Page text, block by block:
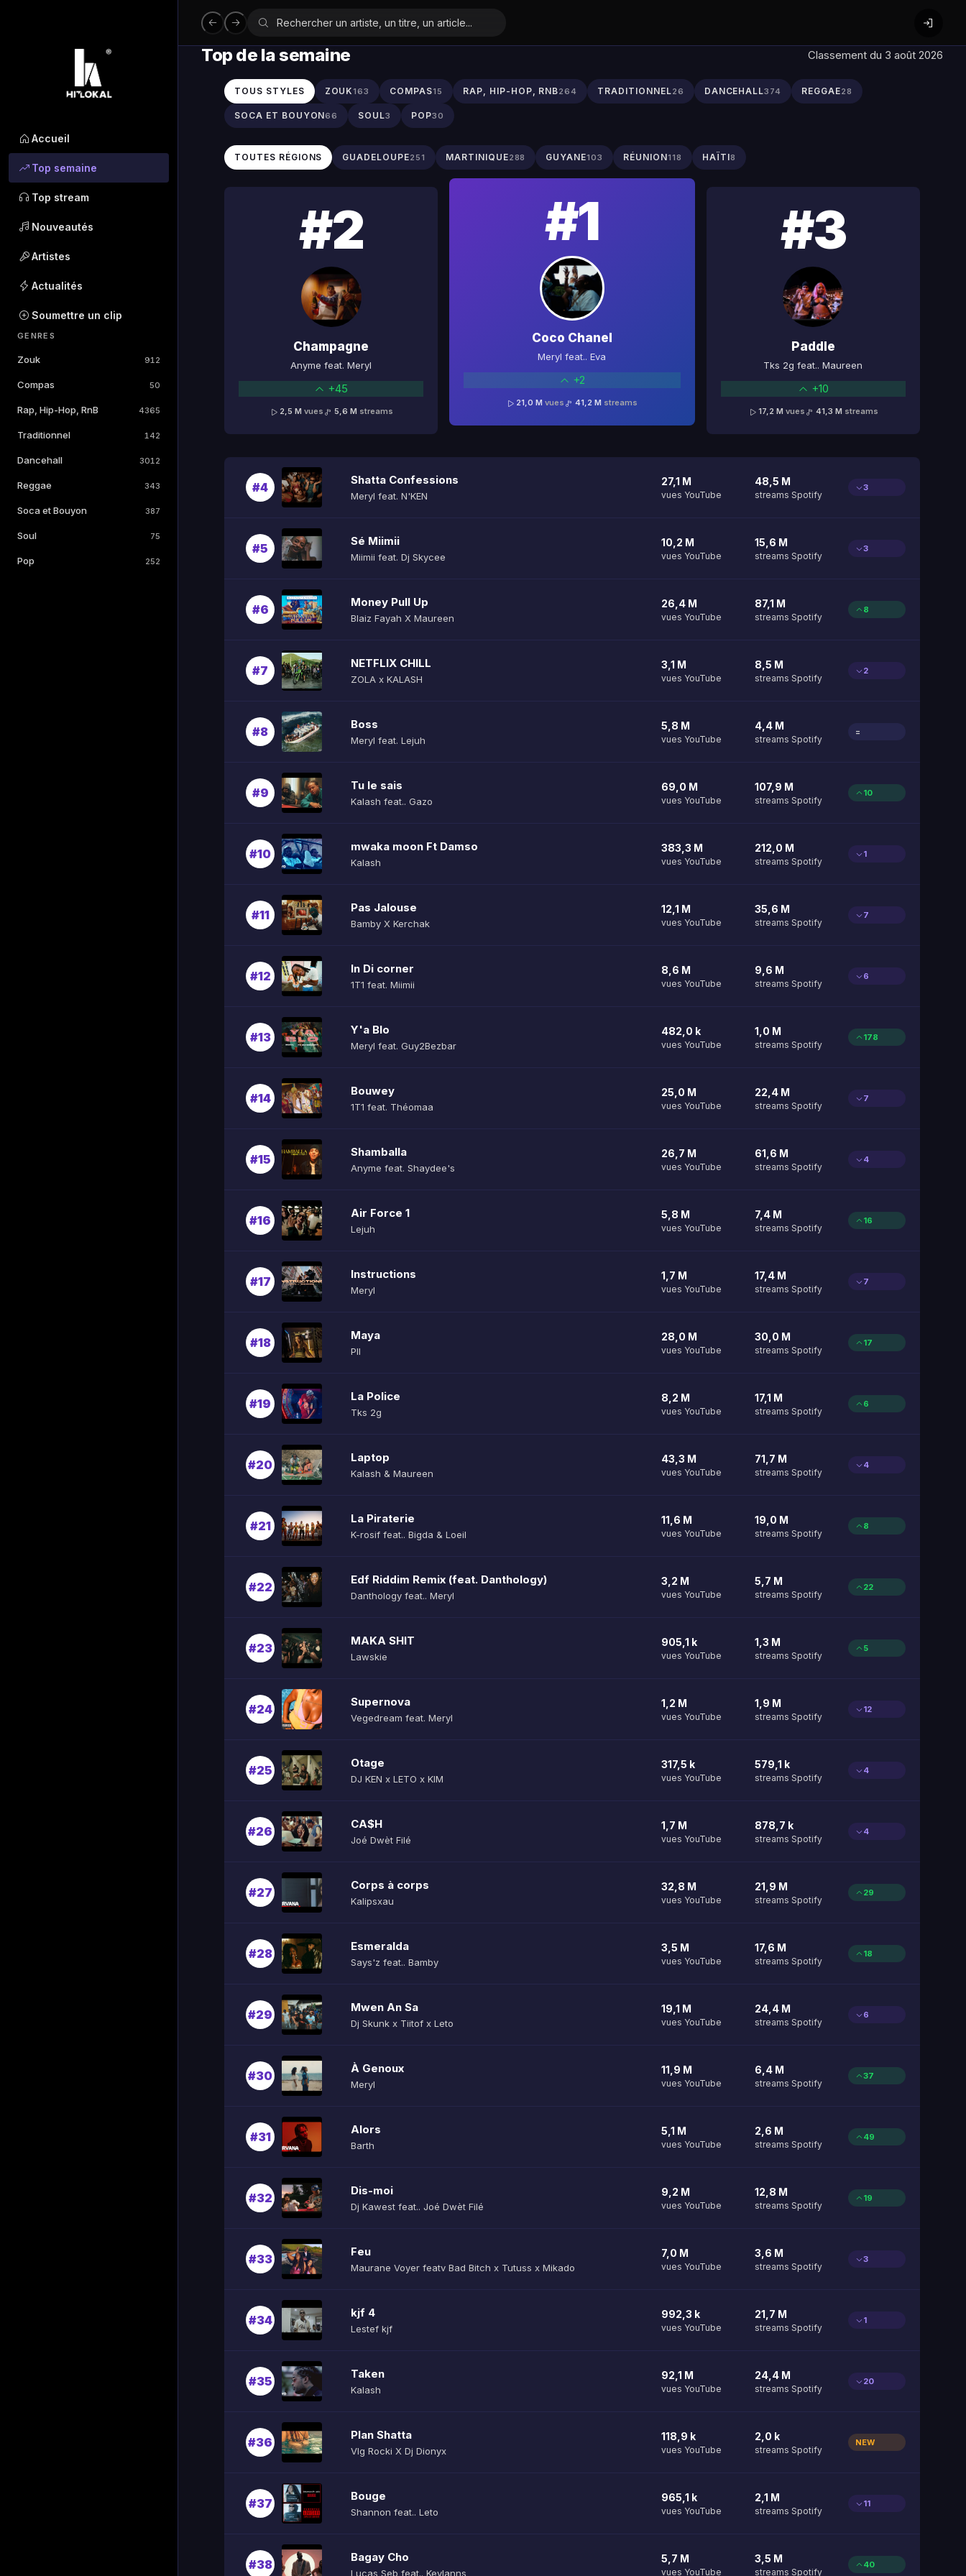
Accueil
Top semaine
Top stream
Nouveautés
Artistes
Actualités
Soumettre un clip
GENRES
Zouk 912
Compas 50
Rap, Hip-Hop, RnB 4365
Traditionnel 142
Dancehall 3012
Reggae 343
Soca et Bouyon 387
Soul 75
Pop 252
Top de la semaine Classement du 3 août 2026
TOUS STYLES ZOUK163 COMPAS15 RAP, HIP-HOP, RNB264 TRADITIONNEL26 DANCEHALL374 REGGAE28
SOCA ET BOUYON66 SOUL3 POP30
TOUTES RÉGIONS GUADELOUPE251 MARTINIQUE288 GUYANE103 RÉUNION118 HAÏTI8
#2
Champagne
Anyme feat. Meryl
+45
2,5 M vues 5,6 M streams
#1
Coco Chanel
Meryl feat.. Eva
+2
21,0 Mvues 41,2 M streams
#3
Paddle
Tks 2g feat.. Maureen
+10
17,2 M vues 41,3 M streams
#4
Shatta Confessions
Meryl feat. N'KEN
27,1 M
vues YouTube
48,5 M
streams Spotify
3
#5
Sé Miimii
Miimii feat. Dj Skycee
10,2 M
vues YouTube
15,6 M
streams Spotify
3
#6
Money Pull Up
Blaiz Fayah X Maureen
26,4 M
vues YouTube
87,1 M
streams Spotify
8
#7
NETFLIX CHILL
ZOLA x KALASH
3,1 M
vues YouTube
8,5 M
streams Spotify
2
#8
Boss
Meryl feat. Lejuh
5,8 M
vues YouTube
4,4 M
streams Spotify
=
#9
Tu le sais
Kalash feat.. Gazo
69,0 M
vues YouTube
107,9 M
streams Spotify
10
#10
mwaka moon Ft Damso
Kalash
383,3 M
vues YouTube
212,0 M
streams Spotify
1
#11
Pas Jalouse
Bamby X Kerchak
12,1 M
vues YouTube
35,6 M
streams Spotify
7
#12
In Di corner
1T1 feat. Miimii
8,6 M
vues YouTube
9,6 M
streams Spotify
6
#13
Y'a Blo
Meryl feat. Guy2Bezbar
482,0 k
vues YouTube
1,0 M
streams Spotify
178
#14
Bouwey
1T1 feat. Théomaa
25,0 M
vues YouTube
22,4 M
streams Spotify
7
#15
Shamballa
Anyme feat. Shaydee's
26,7 M
vues YouTube
61,6 M
streams Spotify
4
#16
Air Force 1
Lejuh
5,8 M
vues YouTube
7,4 M
streams Spotify
16
#17
Instructions
Meryl
1,7 M
vues YouTube
17,4 M
streams Spotify
7
#18
Maya
Pll
28,0 M
vues YouTube
30,0 M
streams Spotify
17
#19
La Police
Tks 2g
8,2 M
vues YouTube
17,1 M
streams Spotify
6
#20
Laptop
Kalash & Maureen
43,3 M
vues YouTube
71,7 M
streams Spotify
4
#21
La Piraterie
K-rosif feat.. Bigda & Loeil
11,6 M
vues YouTube
19,0 M
streams Spotify
8
#22
Edf Riddim Remix (feat. Danthology)
Danthology feat.. Meryl
3,2 M
vues YouTube
5,7 M
streams Spotify
22
#23
MAKA SHIT
Lawskie
905,1 k
vues YouTube
1,3 M
streams Spotify
5
#24
Supernova
Vegedream feat. Meryl
1,2 M
vues YouTube
1,9 M
streams Spotify
12
#25
Otage
DJ KEN x LETO x KIM
317,5 k
vues YouTube
579,1 k
streams Spotify
4
#26
CA$H
Joé Dwèt Filé
1,7 M
vues YouTube
878,7 k
streams Spotify
4
#27
Corps à corps
Kalipsxau
32,8 M
vues YouTube
21,9 M
streams Spotify
29
#28
Esmeralda
Says'z feat.. Bamby
3,5 M
vues YouTube
17,6 M
streams Spotify
18
#29
Mwen An Sa
Dj Skunk x Tiitof x Leto
19,1 M
vues YouTube
24,4 M
streams Spotify
6
#30
À Genoux
Meryl
11,9 M
vues YouTube
6,4 M
streams Spotify
37
#31
Alors
Barth
5,1 M
vues YouTube
2,6 M
streams Spotify
49
#32
Dis-moi
Dj Kawest feat.. Joé Dwèt Filé
9,2 M
vues YouTube
12,8 M
streams Spotify
19
#33
Feu
Maurane Voyer featv Bad Bitch x Tutuss x Mikado
7,0 M
vues YouTube
3,6 M
streams Spotify
3
#34
kjf 4
Lestef kjf
992,3 k
vues YouTube
21,7 M
streams Spotify
1
#35
Taken
Kalash
92,1 M
vues YouTube
24,4 M
streams Spotify
20
#36
Plan Shatta
Vlg Rocki X Dj Dionyx
118,9 k
vues YouTube
2,0 k
streams Spotify
NEW
#37
Bouge
Shannon feat.. Leto
965,1 k
vues YouTube
2,1 M
streams Spotify
11
#38
Bagay Cho
Lucas Seb feat.. Keylanns
5,7 M
vues YouTube
3,5 M
streams Spotify
40